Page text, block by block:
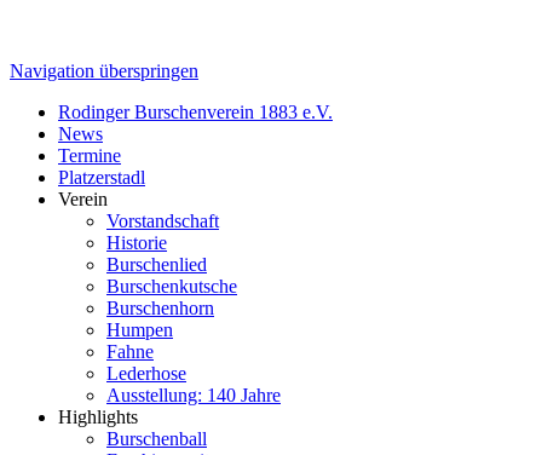
Navigation überspringen
Rodinger Burschenverein 1883 e.V.
News
Termine
Platzerstadl
Verein
Vorstandschaft
Historie
Burschenlied
Burschenkutsche
Burschenhorn
Humpen
Fahne
Lederhose
Ausstellung: 140 Jahre
Highlights
Burschenball